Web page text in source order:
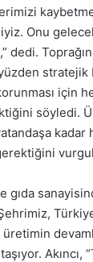
Onu
dedi.
stratejik
için
söyledi.
gıda
Akıncı,